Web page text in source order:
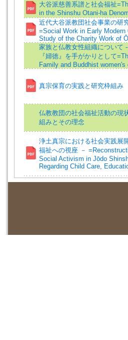
大谷派慈善系譜と社会福祉
in the Shinshu Otani-ha
近代大谷派教団社会事業の研
=Social Work in Early
Study of the Charity Work of
家族と仏教女性組織について
『婦徳』を手がかりとして
Family and Buddhist women's
真宗保育の実践と研究枠組み
仏教教団の社会福祉活動の現
組みとその理念
浄土真宗における社会実践展
福祉への視座 －
Social Activism in Jōdo
Regarding Child Care,